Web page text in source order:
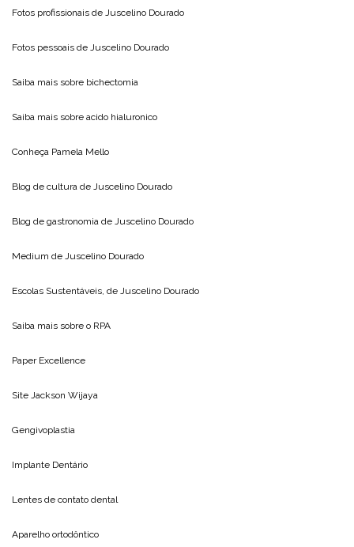
Fotos profissionais de Juscelino Dourado
Fotos pessoais de Juscelino Dourado
Saiba mais sobre bichectomia
Saiba mais sobre acido hialuronico
Conheça Pamela Mello
Blog de cultura de Juscelino Dourado
Blog de gastronomia de Juscelino Dourado
Medium de Juscelino Dourado
Escolas Sustentáveis, de Juscelino Dourado
Saiba mais sobre o RPA
Paper Excellence
Site Jackson Wijaya
Gengivoplastia
Implante Dentário
Lentes de contato dental
Aparelho ortodôntico